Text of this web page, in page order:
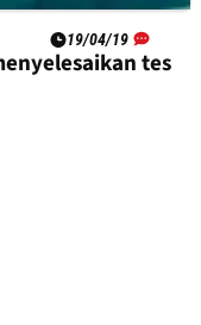
19/04/19
tes